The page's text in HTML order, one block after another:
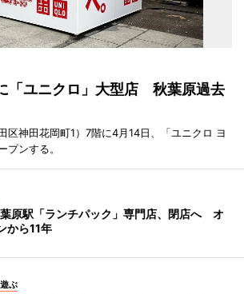
「ユニクロ」大型店 秋葉原過去
区神田花岡町1）7階に4月14日、「ユニクロ ヨ
プンする。
原駅「ランチパック」専門店、閉店へ オ
から11年
ぶ